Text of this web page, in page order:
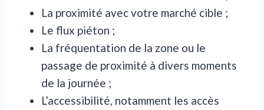
La proximité avec votre marché cible ;
Le flux piéton ;
La fréquentation de la zone ou le
passage de proximité à divers moments
de la journée ;
L’accessibilité, notamment les accès